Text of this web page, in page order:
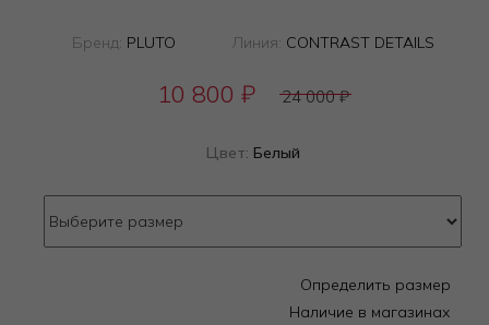
Бренд: PLUTO Линия: CONTRAST DETAILS
10 800 ₽ 24 000₽
Цвет: Белый
Определить размер
Наличие в магазинах